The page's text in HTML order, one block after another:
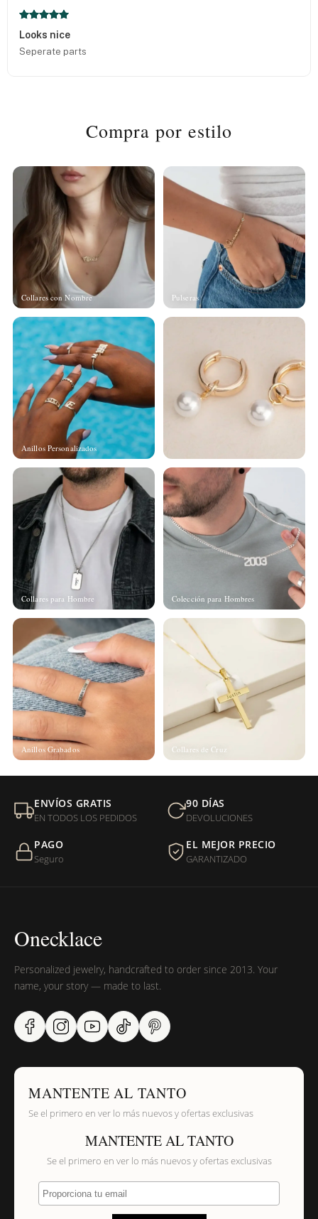
Looks nice
Seperate parts
Compra por estilo
Collares con Nombre Pulseras
Anillos Personalizados
Collares para Hombre Colección para Hombres
Anillos Grabados Collares de Cruz
ENVÍOS GRATIS
EN TODOS LOS PEDIDOS
90 DÍAS
DEVOLUCIONES
PAGO
Seguro
EL MEJOR PRECIO
GARANTIZADO
Onecklace
Personalized jewelry, handcrafted to order since 2013. Your
name, your story — made to last.
MANTENTE AL TANTO
Se el primero en ver lo más nuevos y ofertas exclusivas
MANTENTE AL TANTO
Se el primero en ver lo más nuevos y ofertas exclusivas
Proporciona tu email